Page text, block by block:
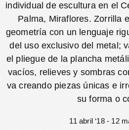
individual de escultura en el
Palma, Miraflores. Zorrilla
geometría con un lenguaje
del uso exclusivo del metal;
el pliegue de la plancha
vacíos, relieves y sombras
va creando piezas únicas e
su forma o
11 abril ‘18 - 12